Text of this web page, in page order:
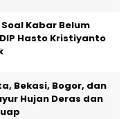
Kabar Belum
Hasto Kristiyanto
Bekasi, Bogor, dan
Hujan Deras dan